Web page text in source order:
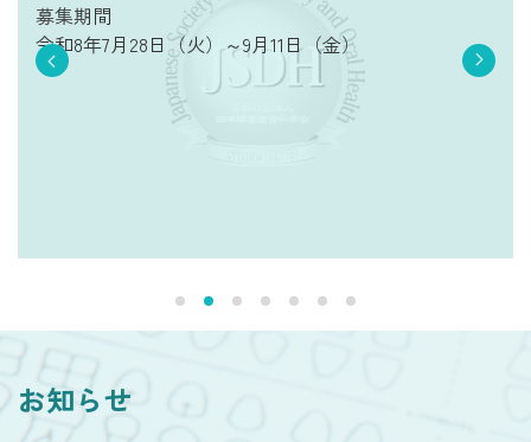
募集期間
令和8年7月28日（火）～9月11日（金）
お知らせ